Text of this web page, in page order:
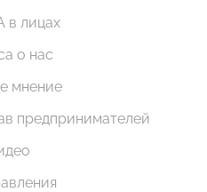
в лицах
о нас
мнение
предпринимателей